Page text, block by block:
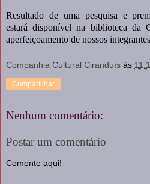
Resultado de uma pesquisa e
estará disponível na biblioteca da
aperfeiçoamento de nossos
Companhia Cultural Ciranduís às
Compartilhar
Nenhum comentário:
Postar um comentário
Comente aqui!